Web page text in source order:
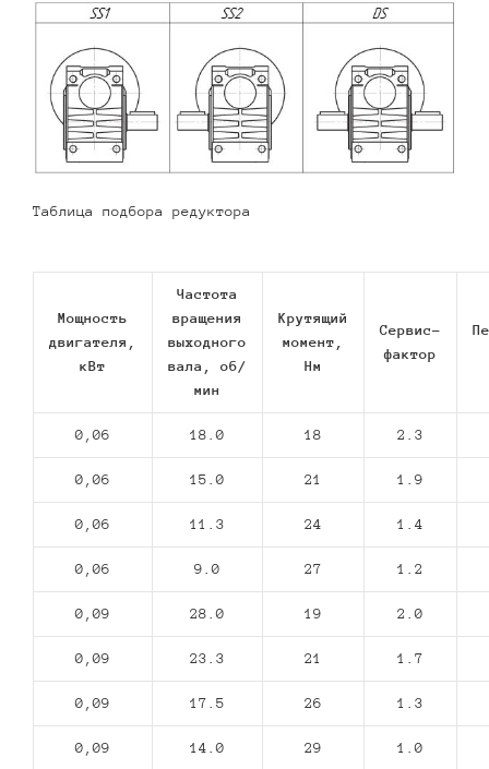
Таблица подбора редуктора
Мощность
двигателя,
кВт
Частота
вращения
выходного
вала, об/
мин
Крутящий
момент,
Нм
Сервис-
фактор
0,06 18.0 18 2.3
0,06 15.0 21 1.9
0,06 11.3 24 1.4
0,06 9.0 27 1.2
0,09 28.0 19 2.0
0,09 23.3 21 1.7
0,09 17.5 26 1.3
0,09 14.0 29 1.0